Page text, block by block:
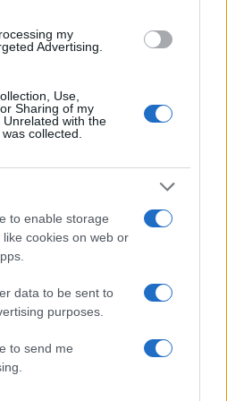
my
Advertising.
Use,
Sharing of my
with the
collected.
to enable storage
cookies on web or
data to be sent to
purposes.
to send me
η Ελληνική Λύση κ.α.
ψηφοφόρων
ένα πολύ δύσκολο
κόμματα.
το κάθε κόμμα δεν είναι
ΔΕΝ πρέπει να κάνουν οι